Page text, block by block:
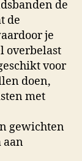
de
de
je
overbelast
voor
doen,
met
gewichten
aan